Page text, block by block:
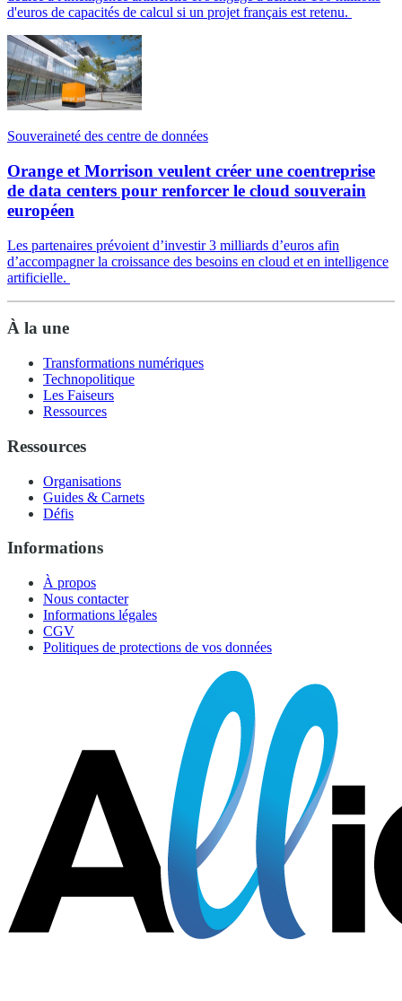
d'euros de capacités de calcul si un projet français est retenu.
Souveraineté des centre de données
Orange et Morrison veulent créer une coentreprise
de data centers pour renforcer le cloud souverain
européen
Les partenaires prévoient d’investir 3 milliards d’euros afin
d’accompagner la croissance des besoins en cloud et en intelligence
artificielle.
À la une
Transformations numériques
Technopolitique
Les Faiseurs
Ressources
Ressources
Organisations
Guides & Carnets
Défis
Informations
À propos
Nous contacter
Informations légales
CGV
Politiques de protections de vos données